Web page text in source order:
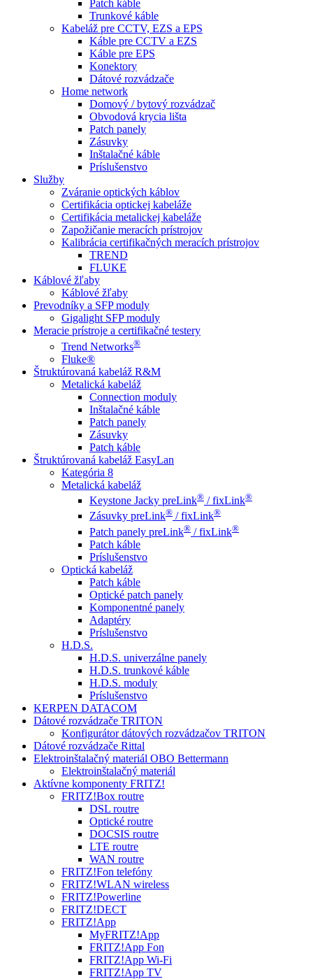
Patch káble
Trunkové káble
Kabeláž pre CCTV, EZS a EPS
Káble pre CCTV a EZS
Káble pre EPS
Konektory
Dátové rozvádzače
Home network
Domový / bytový rozvádzač
Obvodová krycia lišta
Patch panely
Zásuvky
Inštalačné káble
Príslušenstvo
Služby
Zváranie optických káblov
Certifikácia optickej kabeláže
Certifikácia metalickej kabeláže
Zapožičanie meracích prístrojov
Kalibrácia certifikačných meracích prístrojov
TREND
FLUKE
Káblové žľaby
Káblové žľaby
Prevodníky a SFP moduly
Gigalight SFP moduly
Meracie prístroje a certifikačné testery
Trend Networks®
Fluke®
Štruktúrovaná kabeláž R&M
Metalická kabeláž
Connection moduly
Inštalačné káble
Patch panely
Zásuvky
Patch káble
Štruktúrovaná kabeláž EasyLan
Kategória 8
Metalická kabeláž
Keystone Jacky preLink® / fixLink®
Zásuvky preLink® / fixLink®
Patch panely preLink® / fixLink®
Patch káble
Príslušenstvo
Optická kabeláž
Patch káble
Optické patch panely
Komponentné panely
Adaptéry
Príslušenstvo
H.D.S.
H.D.S. univerzálne panely
H.D.S. trunkové káble
H.D.S. moduly
Príslušenstvo
KERPEN DATACOM
Dátové rozvádzače TRITON
Konfigurátor dátových rozvádzačov TRITON
Dátové rozvádzače Rittal
Elektroinštalačný materiál OBO Bettermann
Elektroinštalačný materiál
Aktívne komponenty FRITZ!
FRITZ!Box routre
DSL routre
Optické routre
DOCSIS routre
LTE routre
WAN routre
FRITZ!Fon telefóny
FRITZ!WLAN wireless
FRITZ!Powerline
FRITZ!DECT
FRITZ!App
MyFRITZ!App
FRITZ!App Fon
FRITZ!App Wi-Fi
FRITZ!App TV